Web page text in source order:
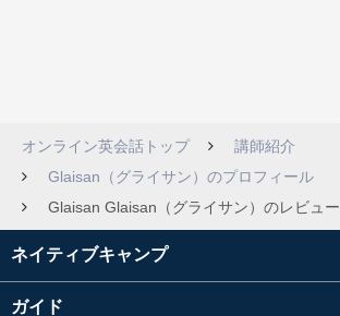
オンライン英会話トップ
講師紹介
Glaisan（グライサン）のプロフィール
Glaisan Glaisan（グライサン）のレビュー
ネイティブキャンプ
ガイド